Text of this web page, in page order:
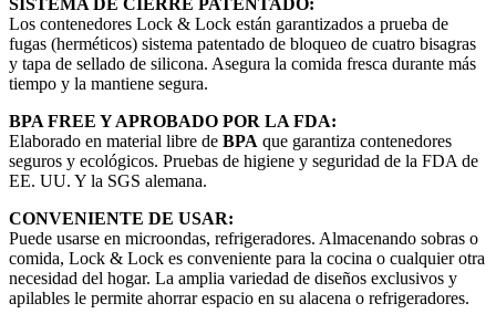
Los contenedores Lock & Lock están garantizados a prueba de
fugas (herméticos) sistema patentado de bloqueo de cuatro bisagras
y tapa de sellado de silicona. Asegura la comida fresca durante más
tiempo y la mantiene segura.
BPA FREE Y APROBADO POR LA FDA:
Elaborado en material libre de BPA que garantiza contenedores
seguros y ecológicos. Pruebas de higiene y seguridad de la FDA de
EE. UU. Y la SGS alemana.
CONVENIENTE DE USAR:
Puede usarse en microondas, refrigeradores. Almacenando sobras o
comida, Lock & Lock es conveniente para la cocina o cualquier otra
necesidad del hogar. La amplia variedad de diseños exclusivos y
apilables le permite ahorrar espacio en su alacena o refrigeradores.